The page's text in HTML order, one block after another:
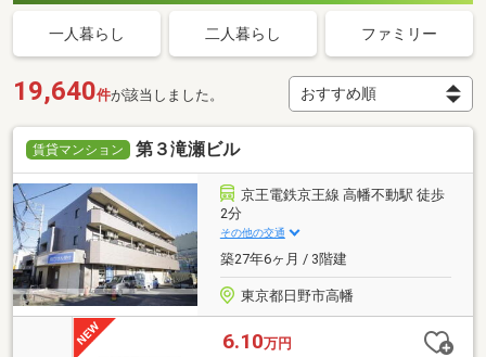
一人暮らし 二人暮らし ファミリー
19,640件が該当しました。
賃貸マンション 第３滝瀬ビル
京王電鉄京王線 高幡不動駅 徒歩
2分
その他の交通
築27年6ヶ月 / 3階建
東京都日野市高幡
6.10万円